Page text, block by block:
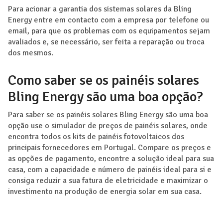
Para acionar a garantia dos sistemas solares da Bling
Energy entre em contacto com a empresa por telefone ou
email, para que os problemas com os equipamentos sejam
avaliados e, se necessário, ser feita a reparação ou troca
dos mesmos.
Como saber se os painéis solares
Bling Energy são uma boa opção?
Para saber se os painéis solares Bling Energy são uma boa
opção use o simulador de preços de painéis solares, onde
encontra todos os kits de painéis fotovoltaicos dos
principais fornecedores em Portugal. Compare os preços e
as opções de pagamento, encontre a solução ideal para sua
casa, com a capacidade e número de painéis ideal para si e
consiga reduzir a sua fatura de eletricidade e maximizar o
investimento na produção de energia solar em sua casa.